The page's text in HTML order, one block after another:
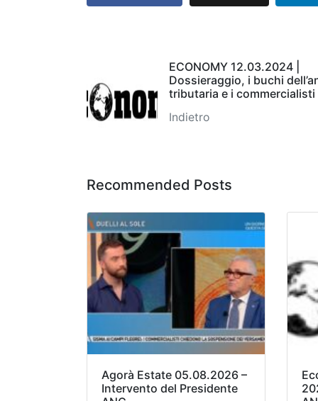
ECONOMY 12.03.2024 |
Dossieraggio, i buchi
tributaria e i commercialisti
Indietro
Recommended Posts
Agorà Estate 05.08.2026 –
Intervento del Presidente